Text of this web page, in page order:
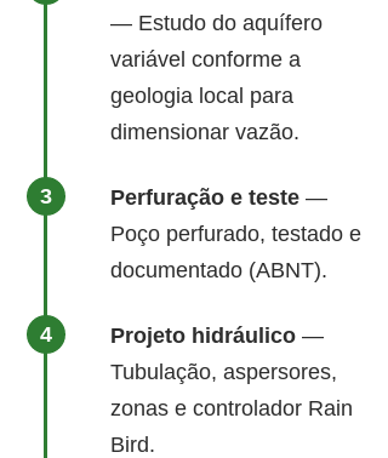
— Estudo do aquífero
variável conforme a
geologia local para
dimensionar vazão.
Perfuração e teste —
Poço perfurado, testado e
documentado (ABNT).
Projeto hidráulico —
Tubulação, aspersores,
zonas e controlador Rain
Bird.